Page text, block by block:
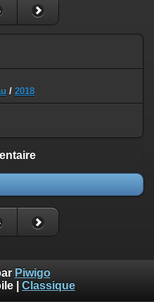
/ 2018
Piwigo
Classique